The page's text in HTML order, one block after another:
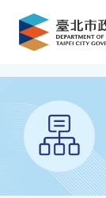
跳到主要內容